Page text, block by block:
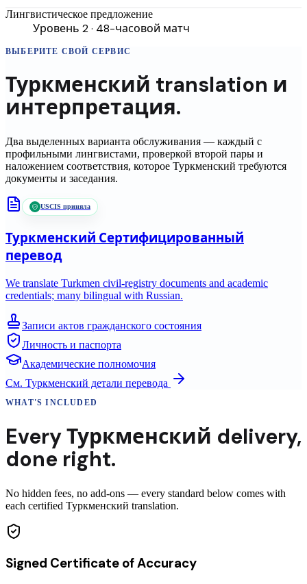
Лингвистическое предложение
Уровень 2 · 48-часовой матч
ВЫБЕРИТЕ СВОЙ СЕРВИС
Туркменский translation и
интерпретация.
Два выделенных варианта обслуживания — каждый с
профильными лингвистами, проверкой второй пары и
наложением соответствия, которое Туркменский требуются
документы и заседания.
USCIS приняла
Туркменский Сертифицированный
перевод
We translate Turkmen civil-registry documents and academic
credentials; many bilingual with Russian.
Записи актов гражданского состояния
Личность и паспорта
Академические полномочия
См. Туркменский детали перевода
WHAT'S INCLUDED
EveryТуркменский delivery,
done right.
No hidden fees, no add-ons — every standard below comes with
each certified Туркменский translation.
Signed Certificate of Accuracy